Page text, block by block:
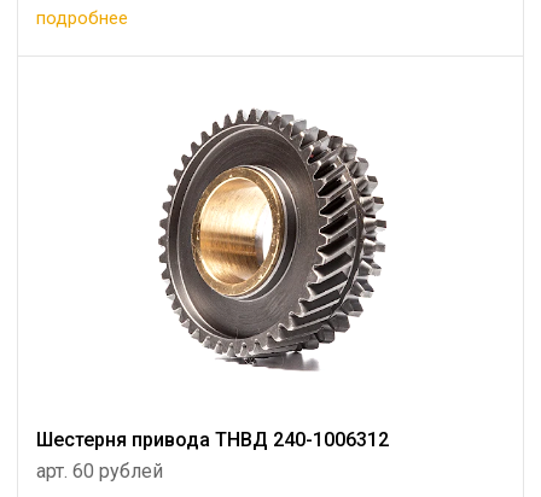
подробнее
Шестерня привода ТНВД 240-1006312
арт. 60 рублей